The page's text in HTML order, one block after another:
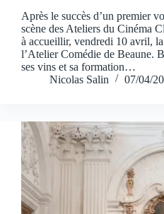
Après le succès d’un premier
scène des Ateliers du Cinéma
à accueillir, vendredi 10 avril,
l’Atelier Comédie de Beaune.
ses vins et sa formation…
Nicolas Salin
07/04/